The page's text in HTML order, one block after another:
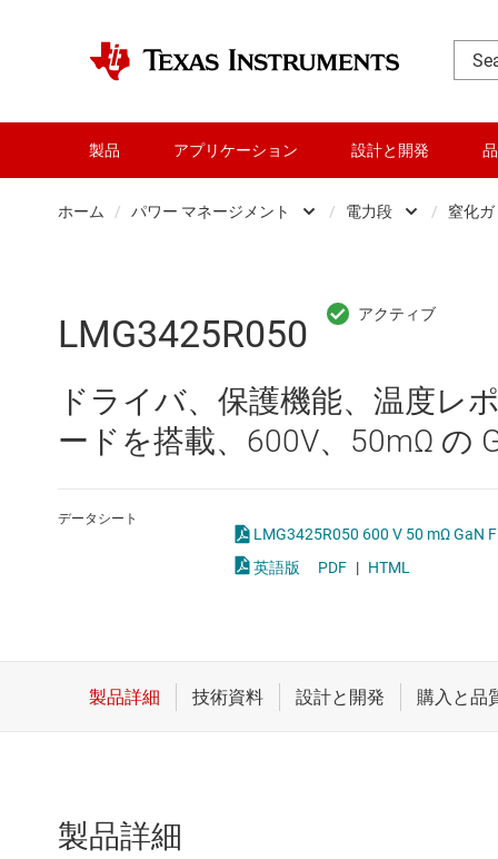
製品 アプリケーション 設計と開発
ホーム / パワー マネージメント
RF とマイクロ波
インターフェイス
オーディオ、ハプティクス、および
スイッチ/マルチプレクサ
/ 電力段
DDR
LCD/
/ 窒化
LMG3425R050
ドライバ、保護機能、温度レ
ードを搭載、600V、50mΩ の
データシート
LMG3425R050 600 V 50 mΩ GaN
英語版
PDF | HTML
製品詳細